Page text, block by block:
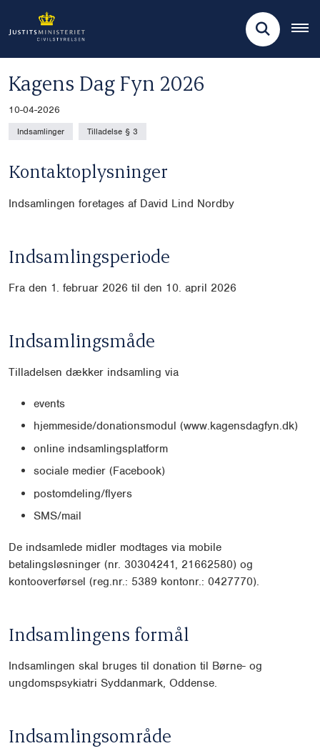
Kagens Dag Fyn 2026
10-04-2026
Indsamlinger Tilladelse § 3
Kontaktoplysninger
Indsamlingen foretages af David Lind Nordby
Indsamlingsperiode
Fra den 1. februar 2026 til den 10. april 2026
Indsamlingsmåde
Tilladelsen dækker indsamling via
events
hjemmeside/donationsmodul (www.kagensdagfyn.dk)
online indsamlingsplatform
sociale medier (Facebook)
postomdeling/flyers
SMS/mail
De indsamlede midler modtages via mobile
betalingsløsninger (nr. 30304241, 21662580) og
kontooverførsel (reg.nr.: 5389 kontonr.: 0427770).
Indsamlingens formål
Indsamlingen skal bruges til donation til Børne- og
ungdomspsykiatri Syddanmark, Oddense.
Indsamlingsområde